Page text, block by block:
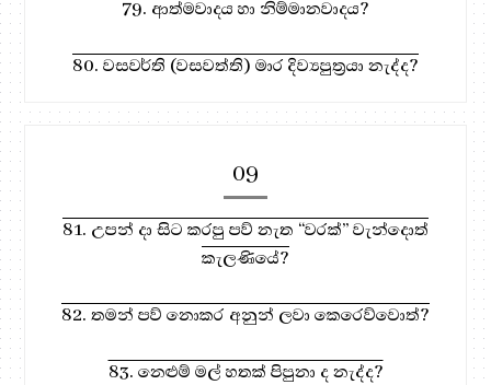
79. ආත්මවාදය හා නිම්මානවාදය?
80. වසවර්ති (වසවත්ති) මාර දිව්‍යපුත්‍රයා නැද්ද?
09
81. උපන් දා සිට කරපු පව් නැත “වරක්” වැන්දොත්
කැලණියේ?
82. තමන් පව් නොකර අනුන් ලවා කෙරෙව්වොත්?
83. නෙළුම් මල් හතක් පිපුනා ද නැද්ද?